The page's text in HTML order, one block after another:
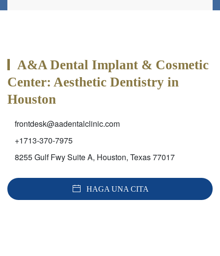
A&A Dental Implant & Cosmetic
Center: Aesthetic Dentistry in
Houston
frontdesk@aadentalclinic.com
+1713-370-7975
8255 Gulf Fwy Suite A, Houston, Texas 77017
HAGA UNA CITA